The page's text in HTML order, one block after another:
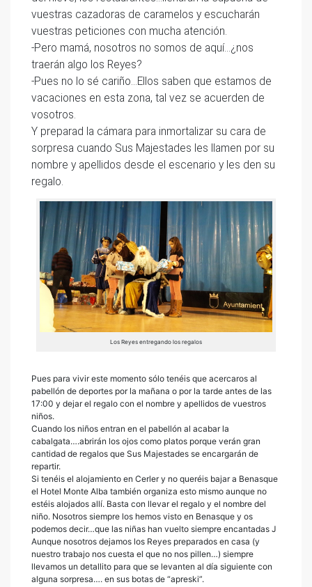
vuestras cazadoras de caramelos y escucharán
vuestras peticiones con mucha atención.
-Pero mamá, nosotros no somos de aquí…¿nos
traerán algo los Reyes?
-Pues no lo sé cariño…Ellos saben que estamos de
vacaciones en esta zona, tal vez se acuerden de
vosotros.
Y preparad la cámara para inmortalizar su cara de
sorpresa cuando Sus Majestades les llamen por su
nombre y apellidos desde el escenario y les den su
regalo.
Los Reyes entregando los regalos
Pues para vivir este momento sólo tenéis que acercaros al
pabellón de deportes por la mañana o por la tarde antes de las
17:00 y dejar el regalo con el nombre y apellidos de vuestros
niños.
Cuando los niños entran en el pabellón al acabar la
cabalgata….abrirán los ojos como platos porque verán gran
cantidad de regalos que Sus Majestades se encargarán de
repartir.
Si tenéis el alojamiento en Cerler y no queréis bajar a Benasque
el Hotel Monte Alba también organiza esto mismo aunque no
estéis alojados allí. Basta con llevar el regalo y el nombre del
niño. Nosotros siempre los hemos visto en Benasque y os
podemos decir…que las niñas han vuelto siempre encantadas J
Aunque nosotros dejamos los Reyes preparados en casa (y
nuestro trabajo nos cuesta el que no nos pillen…) siempre
llevamos un detallito para que se levanten al día siguiente con
alguna sorpresa…. en sus botas de “apreski”.